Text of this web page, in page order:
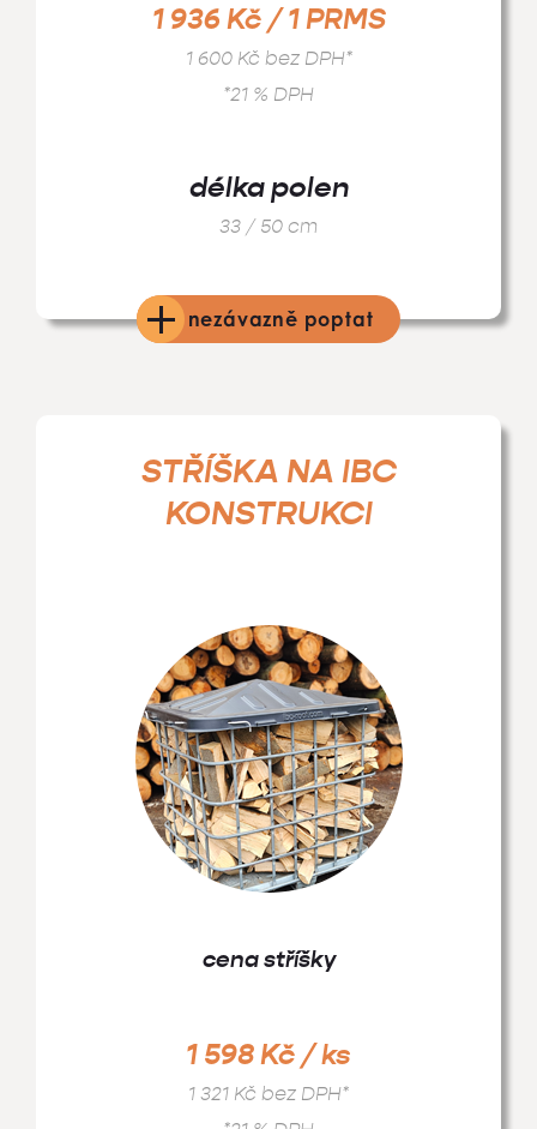
1 936 Kč / 1 PRMS
1 600 Kč bez DPH*
*21 % DPH
délka polen
33 / 50 cm
nezávazně poptat
STŘÍŠKA NA IBC
KONSTRUKCI
cena stříšky
1 598 Kč / ks
1 321 Kč bez DPH*